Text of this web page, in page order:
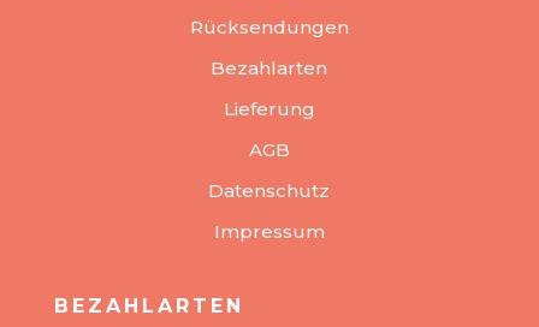
Rücksendungen
Bezahlarten
Lieferung
AGB
Datenschutz
Impressum
BEZAHLARTEN